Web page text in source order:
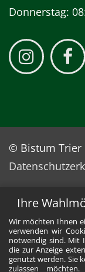
Ihre
Wir möchten Ihnen
verwenden wir
notwendig sind. Mit
die zur Anzeige
genutzt werden. Sie
zulassen
Donnerstag:
© Bistum Trier